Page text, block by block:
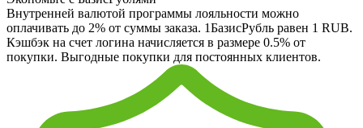
Внутренней валютой программы лояльности можно
оплачивать до 2% от суммы заказа. 1БазисРубль равен 1 RUB.
Кэшбэк на счет логина начисляется в размере 0.5% от
покупки. Выгодные покупки для постоянных клиентов.